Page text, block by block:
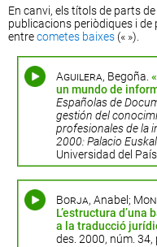
En canvi, els títols de parts
publicacions periòdiques i de
entrecometes baixes (« »).
Aguilera, Begoña.
un mundo de
Españolas de
gestión del
profesionales de la
2000: Palacio
Universidad del
Borja, Anabel;
L’estructura
a la traducció
des. 2000, núm. 34,